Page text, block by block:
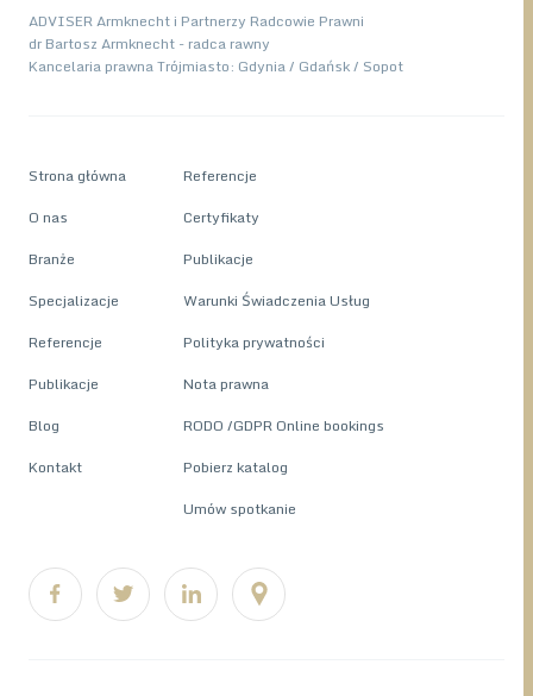
ADVISER Armknecht i Partnerzy Radcowie Prawni
dr Bartosz Armknecht - radca rawny
Kancelaria prawna Trójmiasto: Gdynia / Gdańsk / Sopot
Strona główna
O nas
Branże
Specjalizacje
Referencje
Publikacje
Blog
Kontakt
Referencje
Certyfikaty
Publikacje
Warunki Świadczenia Usług
Polityka prywatności
Nota prawna
RODO /GDPR Online bookings
Pobierz katalog
Umów spotkanie